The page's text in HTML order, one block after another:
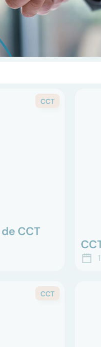
CCT
CCT
pour
La
CCT